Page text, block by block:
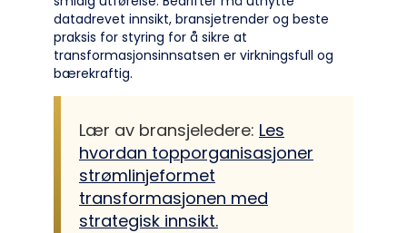
datadrevet innsikt, bransjetrender og beste
praksis for styring for å sikre at
transformasjonsinnsatsen er virkningsfull og
bærekraftig.
Lær av bransjeledere: Les
hvordan topporganisasjoner
strømlinjeformet
transformasjonen med
strategisk innsikt.